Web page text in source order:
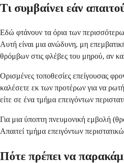
Τι συμβαίνει εάν
Εδώ φτάνουν τα όρια των
Αυτή είναι μια ανώδυνη, μη
θρόμβων στις φλέβες του μηρού, αν
Ορισμένες τοποθεσίες επείγουσας
καλέσετε εκ των προτέρων για να
είτε σε ένα τμήμα επειγόντων
Για μια ύποπτη πνευμονική εμβολή
Απαιτεί τμήμα επειγόντων
Πότε πρέπει να